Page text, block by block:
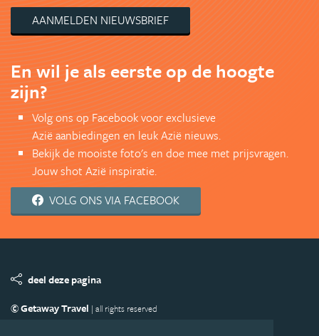
AANMELDEN NIEUWSBRIEF
En wil je als eerste op de hoogte
zijn?
Volg ons op Facebook voor exclusieve
Azië aanbiedingen en leuk Azië nieuws.
Bekijk de mooiste foto's en doe mee met prijsvragen.
Jouw shot Azië inspiratie.
VOLG ONS VIA FACEBOOK
deel deze pagina
© Getaway Travel | all rights reserved